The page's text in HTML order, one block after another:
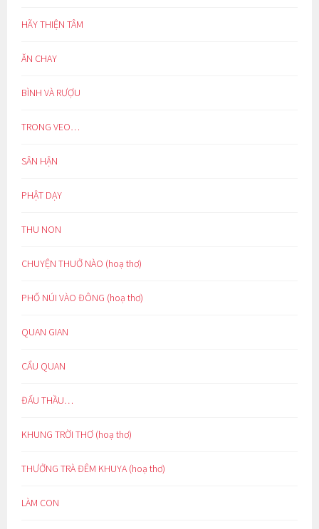
HÃY THIỆN TÂM
ĂN CHAY
BÌNH VÀ RƯỢU
TRONG VEO…
SÂN HẬN
PHẬT DẠY
THU NON
CHUYỆN THUỞ NÀO (hoạ thơ)
PHỐ NÚI VÀO ĐÔNG (hoạ thơ)
QUAN GIAN
CẨU QUAN
ĐẤU THẦU…
KHUNG TRỜI THƠ (hoạ thơ)
THƯỞNG TRÀ ĐÊM KHUYA (hoạ thơ)
LÀM CON